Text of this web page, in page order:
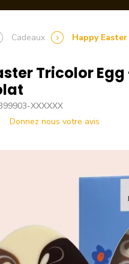
Cadeaux Happy
Tricolor
XXXXXX
Donnez nous votre avis